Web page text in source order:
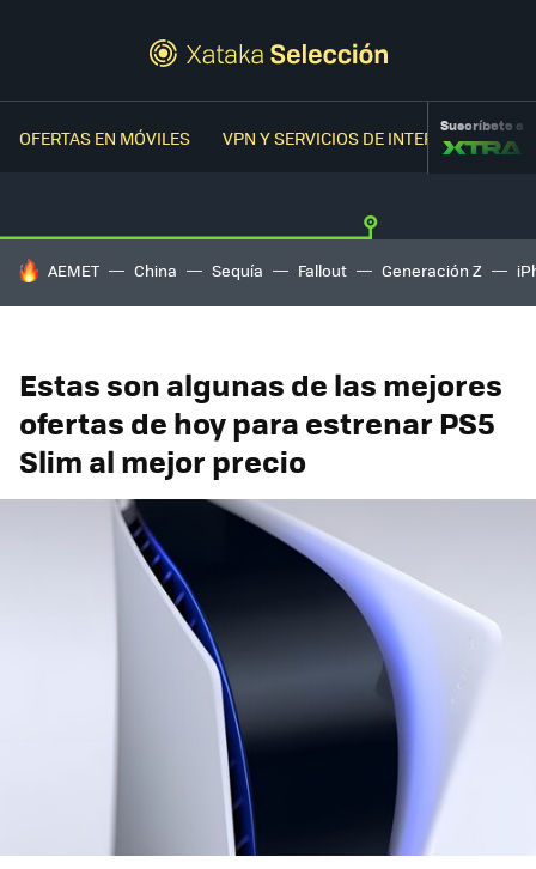
OFERTAS EN MÓVILES VPN Y SERVICIOS DE INTERNETSuscríbete a
HOY SE HABLA DE
AEMET China Sequía Fallout Generación Z
Estas son algunas de las mejores
ofertas de hoy para estrenar PS5
Slim al mejor precio